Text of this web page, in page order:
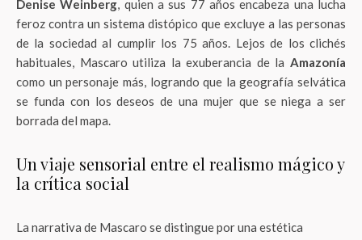
Denise Weinberg, quien a sus 77 años encabeza una lucha
feroz contra un sistema distópico que excluye a las personas
de la sociedad al cumplir los 75 años. Lejos de los clichés
habituales, Mascaro utiliza la exuberancia de la Amazonía
como un personaje más, logrando que la geografía selvática
se funda con los deseos de una mujer que se niega a ser
borrada del mapa.
Un viaje sensorial entre el realismo mágico y
la crítica social
La narrativa de Mascaro se distingue por una estética